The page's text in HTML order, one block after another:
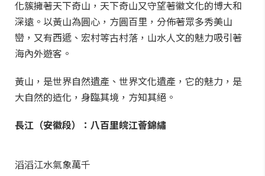
化簇擁著天下奇山，天下奇山又守望著徽文化的博大和
深遠。以黃山為圓心，方圓百里，分佈著眾多秀美山
巒，又有西遞、宏村等古村落，山水人文的魅力吸引著
海內外遊客。
黃山，是世界自然遺產、世界文化遺產，它的魅力，是
大自然的造化，身臨其境，方知其絕。
長江（安徽段）：八百里皖江薈錦繡
滔滔江水氣象萬千